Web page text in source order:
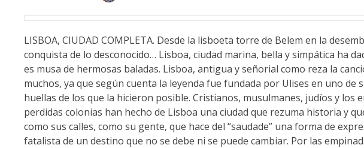
LISBOA, CIUDAD COMPLETA. Desde la lisboeta torre de Belem en la
conquista de lo desconocido… Lisboa, ciudad marina, bella y simpática ha
es musa de hermosas baladas. Lisboa, antigua y señorial como reza la
muchos, ya que según cuenta la leyenda fue fundada por Ulises en uno de
huellas de los que la hicieron posible. Cristianos, musulmanes, judíos y los
perdidas colonias han hecho de Lisboa una ciudad que rezuma historia y
como sus calles, como su gente, que hace del “saudade” una forma de
fatalista de un destino que no se debe ni se puede cambiar. Por las